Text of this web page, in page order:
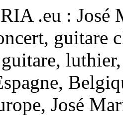
.eu : José
guitare
José